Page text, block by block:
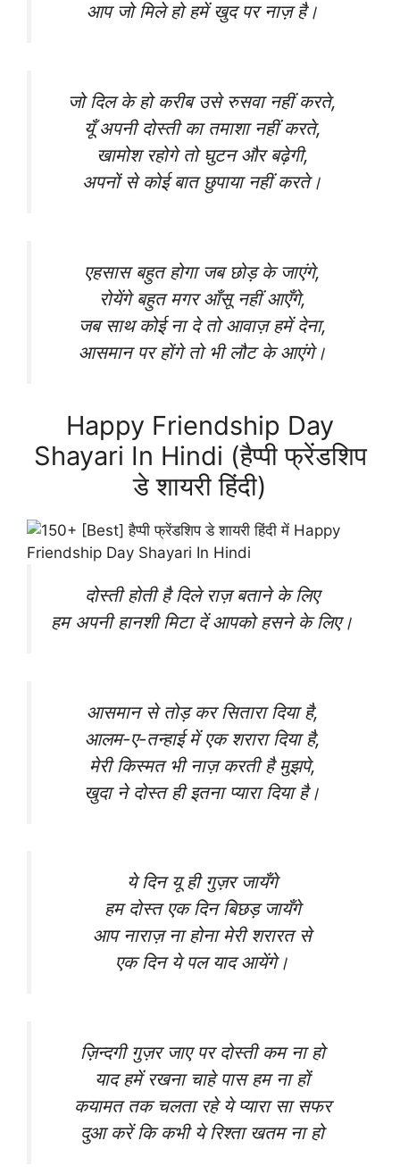
आप जो मिले हो हमें खुद पर नाज़ है।
जो दिल के हो करीब उसे रुसवा नहीं करते,
यूँ अपनी दोस्ती का तमाशा नहीं करते,
खामोश रहोगे तो घुटन और बढ़ेगी,
अपनों से कोई बात छुपाया नहीं करते।
एहसास बहुत होगा जब छोड़ के जाएंगे,
रोयेंगे बहुत मगर आँसू नहीं आएँगे,
जब साथ कोई ना दे तो आवाज़ हमें देना,
आसमान पर होंगे तो भी लौट के आएंगे।
Happy Friendship Day
Shayari In Hindi (हैप्पी फ्रेंडशिप
डे शायरी हिंदी)
दोस्ती होती है दिले राज़ बताने के लिए
हम अपनी हानशी मिटा दें आपको हसने के लिए।
आसमान से तोड़ कर सितारा दिया है,
आलम-ए-तन्हाई में एक शरारा दिया है,
मेरी किस्मत भी नाज़ करती है मुझपे,
खुदा ने दोस्त ही इतना प्यारा दिया है।
ये दिन यू ही गुज़र जायँगे
हम दोस्त एक दिन बिछड़ जायँगे
आप नाराज़ ना होना मेरी शरारत से
एक दिन ये पल याद आयेंगे।
ज़िन्दगी गुज़र जाए पर दोस्ती कम ना हो
याद हमें रखना चाहे पास हम ना हों
कयामत तक चलता रहे ये प्यारा सा सफर
दुआ करें कि कभी ये रिश्ता खतम ना हो